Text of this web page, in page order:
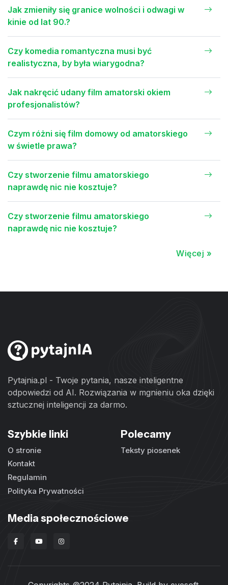
Jak zmieniły się granice wolności i odwagi w
kinie od lat 90.?
Czy komedia romantyczna musi być
realistyczna, by była wiarygodna?
Jak nakręcić udany film amatorski okiem
profesjonalistów?
Czym różni się film domowy od amatorskiego
w świetle prawa?
Czy stworzenie filmu amatorskiego
naprawdę nic nie kosztuje?
Czy stworzenie filmu amatorskiego
naprawdę nic nie kosztuje?
Więcej »
Pytajnia.pl - Twoje pytania, nasze inteligentne
odpowiedzi od AI. Rozwiązania w mgnieniu oka dzięki
sztucznej inteligencji za darmo.
Szybkie linki
O stronie
Kontakt
Regulamin
Polityka Prywatności
Polecamy
Teksty piosenek
Media społecznościowe